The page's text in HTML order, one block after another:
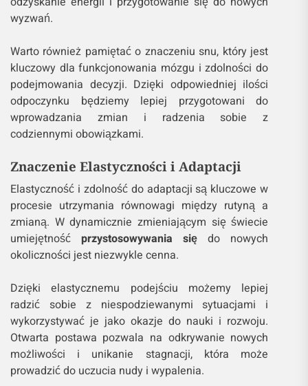
wyzwań.
Warto również pamiętać o znaczeniu snu, który jest
kluczowy dla funkcjonowania mózgu i zdolności do
podejmowania decyzji. Dzięki odpowiedniej ilości
odpoczynku będziemy lepiej przygotowani do
wprowadzania zmian i radzenia sobie z
codziennymi obowiązkami.
Znaczenie Elastyczności i Adaptacji
Elastyczność i zdolność do adaptacji są kluczowe w
procesie utrzymania równowagi między rutyną a
zmianą. W dynamicznie zmieniającym się świecie
umiejętnośćprzystosowywania się do nowych
okoliczności jest niezwykle cenna.
Dzięki elastycznemu podejściu możemy lepiej
radzić sobie z niespodziewanymi sytuacjami i
wykorzystywać je jako okazje do nauki i rozwoju.
Otwarta postawa pozwala na odkrywanie nowych
możliwości i unikanie stagnacji, która może
prowadzić do uczucia nudy i wypalenia.